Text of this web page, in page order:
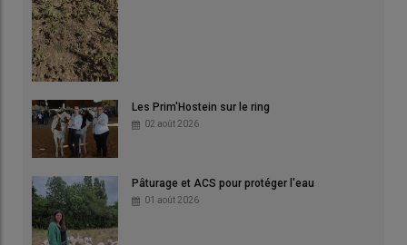
Les Prim'Hostein sur le ring
02 août 2026
Pâturage et ACS pour protéger l'eau
01 août 2026